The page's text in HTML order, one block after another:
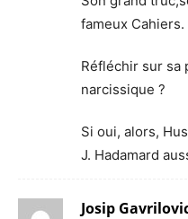
fameux Cahiers.
Réfléchir sur sa
narcissique ?
Si oui, alors,
J. Hadamard
Josip